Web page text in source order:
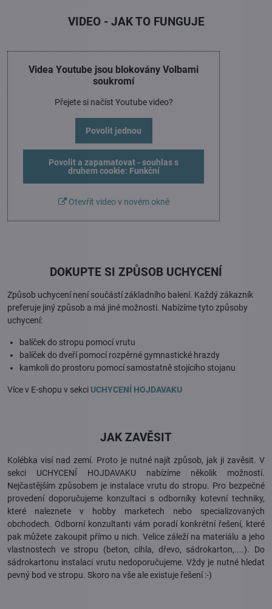
VIDEO - JAK TO FUNGUJE
Videa Youtube jsou blokovány Volbami
soukromí
Přejete si načíst Youtube video?
Povolit jednou
Povolit a zapamatovat - souhlas s
druhem cookie: Funkční
Otevřít video v novém okně
DOKUPTE SI ZPŮSOB UCHYCENÍ
Způsob uchycení není součástí základního balení. Každý zákazník
preferuje jiný způsob a má jiné možnosti. Nabízíme tyto způsoby
uchycení:
balíček do stropu pomocí vrutu
balíček do dveří pomocí rozpěrné gymnastické hrazdy
kamkoli do prostoru pomocí samostatně stojícího stojanu
Více v E-shopu v sekci UCHYCENÍ HOJDAVAKU
JAK ZAVĚSIT
Kolébka visí nad zemí. Proto je nutné najít způsob, jak ji zavěsit. V
sekci UCHYCENÍ HOJDAVAKU nabízíme několik možností.
Nejčastějším způsobem je instalace vrutu do stropu. Pro bezpečné
provedení doporučujeme konzultaci s odborníky kotevní techniky,
které naleznete v hobby marketech nebo specializovaných
obchodech. Odborní konzultanti vám poradí konkrétní řešení, které
pak můžete zakoupit přímo u nich. Velice záleží na materiálu a jeho
vlastnostech ve stropu (beton, cihla, dřevo, sádrokarton,....). Do
sádrokartonu instalaci vrutu nedoporučujeme. Vždy je nutné hledat
pevný bod ve stropu. Skoro na vše ale existuje řešení :-)